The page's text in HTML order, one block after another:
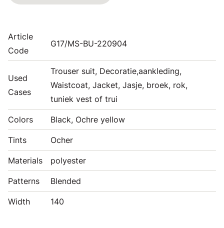
Article
Code
G17/MS-BU-220904
Used
Cases
Trouser suit, Decoratie,aankleding,
Waistcoat, Jacket, Jasje, broek, rok,
tuniek vest of trui
Colors Black, Ochre yellow
Tints Ocher
Materials polyester
Patterns Blended
Width 140